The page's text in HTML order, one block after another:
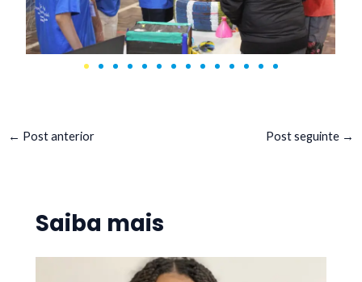
← Post anterior Post seguinte →
Saiba mais